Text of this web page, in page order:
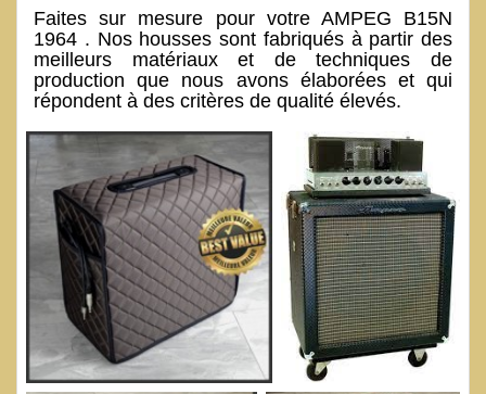
Faites sur mesure pour votre AMPEG B15N
1964 . Nos housses sont fabriqués à partir des
meilleurs matériaux et de techniques de
production que nous avons élaborées et qui
répondent à des critères de qualité élevés.